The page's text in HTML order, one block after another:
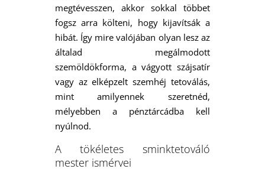
megtévesszen, akkor sokkal többet
fogsz arra költeni, hogy kijavítsák a
hibát. Így mire valójában olyan lesz az
általad megálmodott
szemöldökforma, a vágyott szájsatír
vagy az elképzelt szemhéj tetoválás,
mint amilyennek szeretnéd,
mélyebben a pénztárcádba kell
nyúlnod.
A tökéletes sminktetováló
mester ismérvei